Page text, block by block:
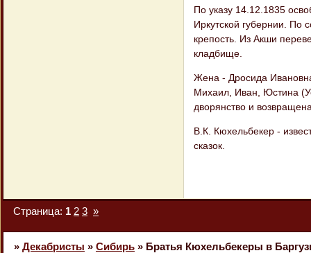
По указу 14.12.1835
Иркутской губернии. По
крепость. Из Акши
кладбище.
Жена - Дросида
Михаил, Иван, Юстина
дворянство и
В.К. Кюхельбекер -
сказок.
Страница: 1 2 3 »
» Декабристы » Сибирь » Братья Кюхельбекеры в